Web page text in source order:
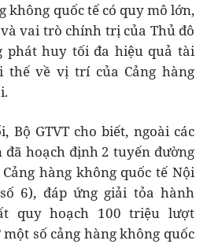
không quốc tế có quy mô lớn,
vai trò chính trị của Thủ đô
phát huy tối đa hiệu quả tài
thế về vị trí của Cảng hàng
Bộ GTVT cho biết, ngoài các
đã hoạch định 2 tuyến đường
hàng không quốc tế Nội
6), đáp ứng giải tỏa hành
quy hoạch 100 triệu lượt
số cảng hàng không quốc